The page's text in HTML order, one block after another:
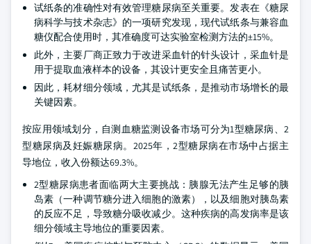
试纸条的准确性对有效管理糖尿病至关重要。发表在《糖尿
病科学与技术杂志》的一项研究发现，现代试纸条与兼容血
糖仪配合使用时，其准确度可达实验室检测方法的±15%。
此外，主要厂商正致力于改进采血针的针头设计，采血针是
用于提取血液样本的设备，其设计更安全且痛苦更小。
因此，耗材细分领域，尤其是试纸条，是推动市场增长的最
关键因素。
按应用领域划分，自测血糖监测设备市场可分为1型糖尿病、2
型糖尿病及妊娠糖尿病。2025年，2型糖尿病在市场中占据主
导地位，收入份额达69.3%。
2型糖尿病患者面临两大主要挑战：胰腺无法产生足够的胰
岛素（一种调节糖分进入细胞的激素），以及细胞对胰岛素
的反应不足，导致糖分吸收减少。这种疾病的高发病率是该
细分领域主导地位的重要因素。